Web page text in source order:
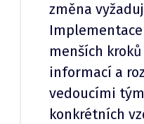
změna
menších
informací a
vedoucími
konkrétních